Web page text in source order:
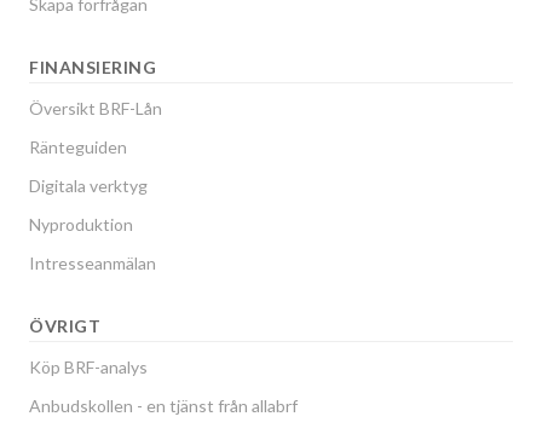
Skapa förfrågan
FINANSIERING
Översikt BRF-Lån
Ränteguiden
Digitala verktyg
Nyproduktion
Intresseanmälan
ÖVRIGT
Köp BRF-analys
Anbudskollen - en tjänst från allabrf